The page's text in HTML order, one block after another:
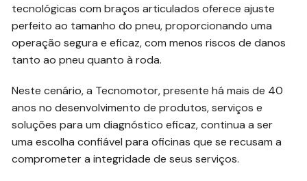
tecnológicas com braços articulados oferece ajuste
perfeito ao tamanho do pneu, proporcionando uma
operação segura e eficaz, com menos riscos de danos
tanto ao pneu quanto à roda.
Neste cenário, a Tecnomotor, presente há mais de 40
anos no desenvolvimento de produtos, serviços e
soluções para um diagnóstico eficaz, continua a ser
uma escolha confiável para oficinas que se recusam a
comprometer a integridade de seus serviços.